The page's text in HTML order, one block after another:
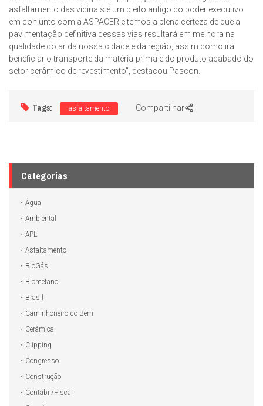
asfaltamento das vicinais é um pleito antigo do poder executivo
em conjunto com a ASPACER e temos a plena certeza de que a
pavimentação definitiva dessas vias resultará em melhora na
qualidade do ar da nossa cidade e da região, assim como irá
beneficiar o transporte da matéria-prima e do produto acabado do
setor cerâmico de revestimento”, destacou Pascon.
Tags: asfaltamento Compartilhar
Categorias
Água
Ambiental
APL
Asfaltamento
BioGás
Biometano
Brasil
Caminhoneiro do Bem
Cerâmica
Clipping
Congresso
Construção
Contábil/Fiscal